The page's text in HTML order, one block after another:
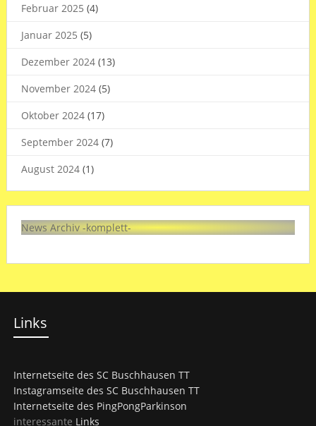
Februar 2025 (4)
Januar 2025 (5)
Dezember 2024(13)
November 2024(5)
Oktober 2024(17)
September 2024(7)
August 2024(1)
News Archiv -komplett-
Links
Internetseite des SC Buschhausen TT
Instagramseite des SC Buschhausen TT
Internetseite des PingPongParkinson
interessante Links